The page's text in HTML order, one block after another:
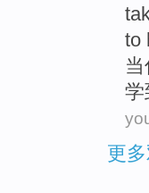
to
当
学
更